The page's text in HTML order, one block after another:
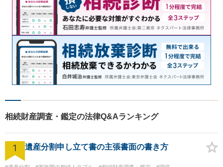
相続財産調査・鑑定の法律Q&Aランキング
1 遺産分割申し立て書の主張書面の書き方